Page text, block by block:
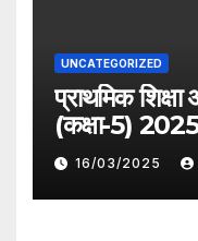
UNCATEGORIZED
प्राथमिक
(कक्षा-5) 2025
16/03/2025